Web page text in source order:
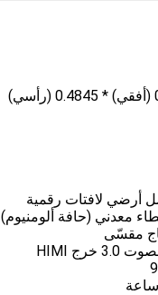
أرضي لافتات رقمية
معدني (حافة ألومنيوم)
مقسّى